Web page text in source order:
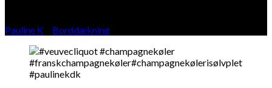
Pauline K Borddækning